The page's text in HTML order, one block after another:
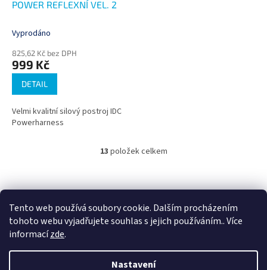
Tento web používá soubory cookie. Dalším procházením
tohoto webu vyjadřujete souhlas s jejich používáním.. Více
informacízde.
Nastavení
POWER REFLEXNÍ VEL. 2
Vyprodáno
825,62 Kč bez DPH
999 Kč
DETAIL
Velmi kvalitní silový postroj IDC
Powerharness
O
á
d
a
c
13 položek celkem
á